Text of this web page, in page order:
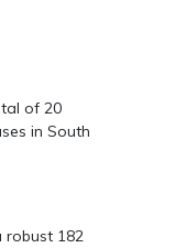
of 20
in South
robust 182